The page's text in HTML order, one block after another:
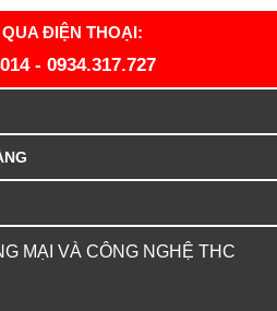
ĐIỆN THOẠI:
- 0934.317.727
MẠI VÀ CÔNG NGHỆ THC